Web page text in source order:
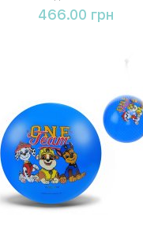
466.00 грн
Купить